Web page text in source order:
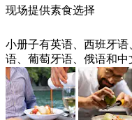
现场提供素食选择
小册子有英语、西班牙
语、葡萄牙语、俄语和中